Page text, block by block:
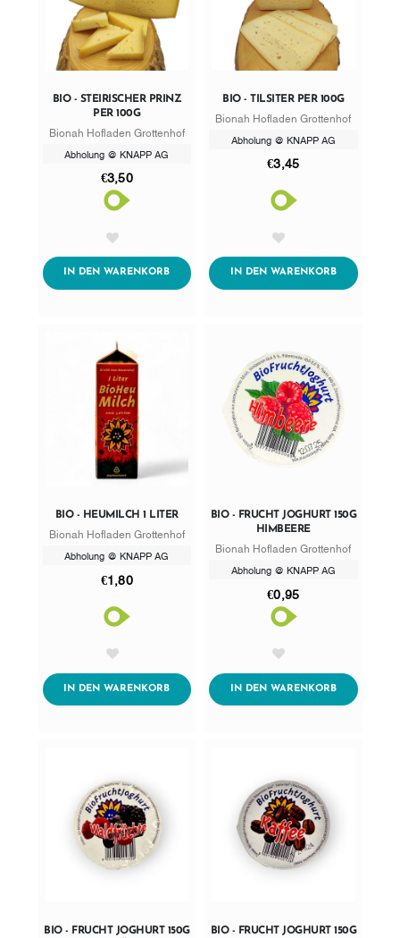
BIO - STEIRISCHER PRINZ
PER 100G
Bionah Hofladen Grottenhof
Abholung @ KNAPP AG
€3,50
IN DEN WARENKORBADDTOCART
BIO - TILSITER PER 100G
Bionah Hofladen Grottenhof
Abholung @ KNAPP AG
€3,45
IN DEN WARENKORBADDTOCART
BIO - HEUMILCH 1 LITER
Bionah Hofladen Grottenhof
Abholung @ KNAPP AG
€1,80
IN DEN WARENKORBADDTOCART
BIO - FRUCHT JOGHURT 150G
HIMBEERE
Bionah Hofladen Grottenhof
Abholung @ KNAPP AG
€0,95
IN DEN WARENKORBADDTOCART
BIO - FRUCHT JOGHURT 150G
BIO - FRUCHT JOGHURT 150G